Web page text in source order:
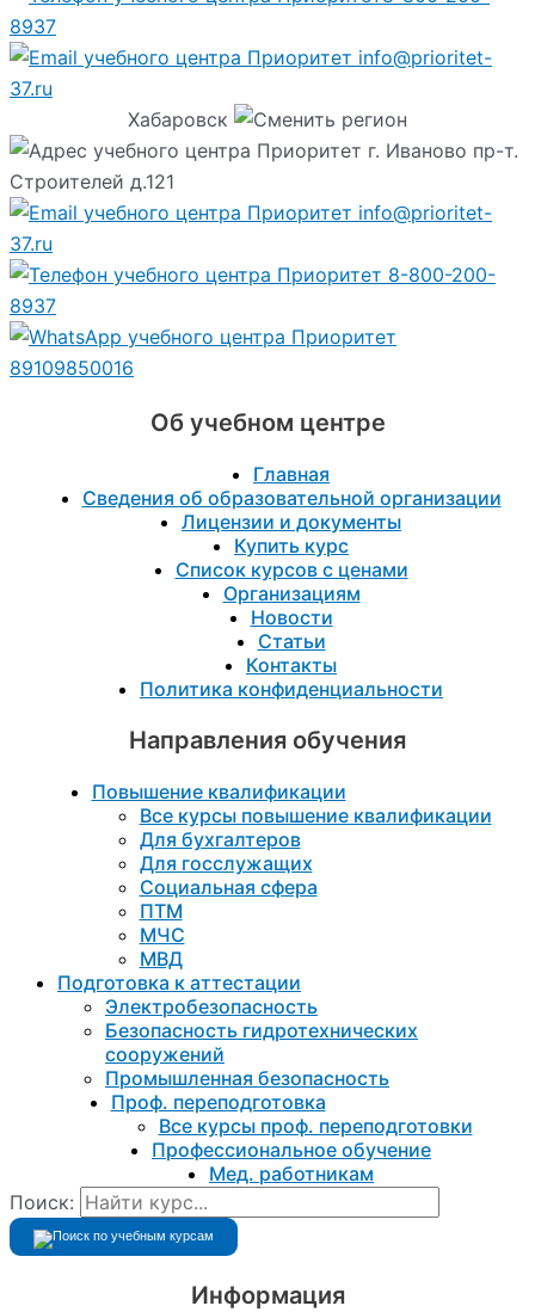
8937
info@prioritet-
37.ru
Хабаровск
г. Иваново пр-т.
Строителей д.121
info@prioritet-
37.ru
8-800-200-
8937
89109850016
Об учебном центре
Главная
Сведения об образовательной организации
Лицензии и документы
Купить курс
Список курсов с ценами
Организациям
Новости
Статьи
Контакты
Политика конфиденциальности
Направления обучения
Повышение квалификации
Все курсы повышение квалификации
Для бухгалтеров
Для госслужащих
Социальная сфера
ПТМ
МЧС
МВД
Подготовка к aттестации
Электробезопасность
Безопасность гидротехнических
сооружений
Промышленная безопасность
Проф. переподготовка
Все курсы проф. переподготовки
Профессиональное обучение
Мед. работникам
Поиск:
Информация